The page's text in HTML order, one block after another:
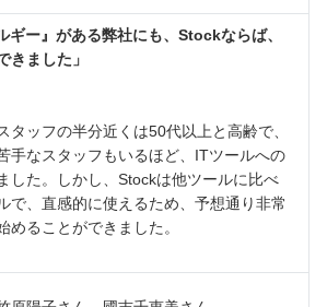
ギー』がある弊社にも、Stockならば、
きました」
タッフの半分近くは50代以上と高齢で、
手なスタッフもいるほど、ITツールへの
した。しかし、Stockは他ツールに比べ
で、直感的に使えるため、予想通り非常
めることができました。